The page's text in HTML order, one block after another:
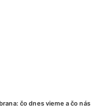
čo dnes vieme a čo nás